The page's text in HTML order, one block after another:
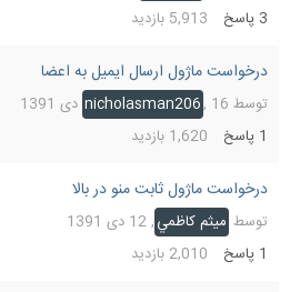
پاسخ 5,913 بازدید
درخواست ماژول ارسال ایمیل به اعضا
توسط nicholasman206 ,16 دی 1391
پاسخ 1,620 بازدید
درخواست ماژول ثابت منو در بالا
توسطميثم كاظمي,12 دی 1391
پاسخ 2,010بازدید